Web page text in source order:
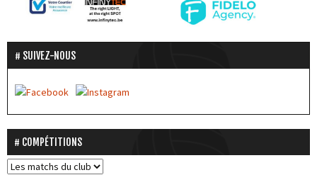
SUIVEZ-NOUS
COMPÉTITIONS